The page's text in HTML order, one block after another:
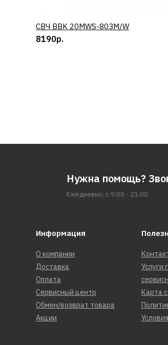
КУПИТЬ
СВЧ BBK 20MWS-803M/W
8190р.
Нужна помощь?
Ежедневно: с 9:00 - 21:00
Информация
О компании
Доставка
Оплата
Сервисный центр
Обмен/возврат товара
Акции
Услуги
Карта